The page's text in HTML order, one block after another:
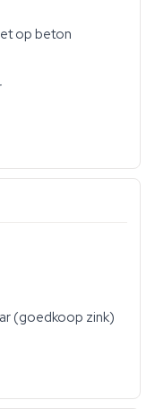
op beton
(goedkoop zink)